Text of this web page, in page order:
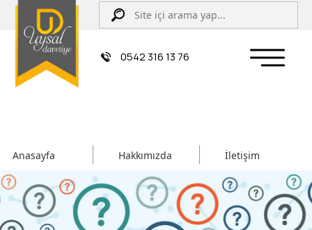
Anasayfa Hakkımızda İletişim
0542 316 13 76